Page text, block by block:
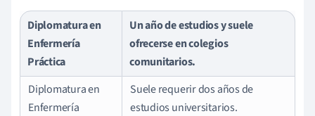
Diplomatura en
Enfermería
Práctica
Un año de estudios y suele
ofrecerse en colegios
comunitarios.
Diplomatura en
Enfermería
Suele requerir dos años de
estudios universitarios.